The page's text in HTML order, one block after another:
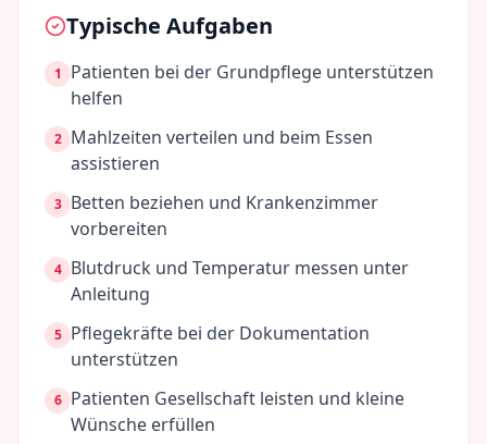
Typische Aufgaben
1
Patienten bei der Grundpflege unterstützen
helfen
2 Mahlzeiten verteilen und beim Essen
assistieren
3 Betten beziehen und Krankenzimmer
vorbereiten
4 Blutdruck und Temperatur messen unter
Anleitung
5 Pflegekräfte bei der Dokumentation
unterstützen
6 Patienten Gesellschaft leisten und kleine
Wünsche erfüllen